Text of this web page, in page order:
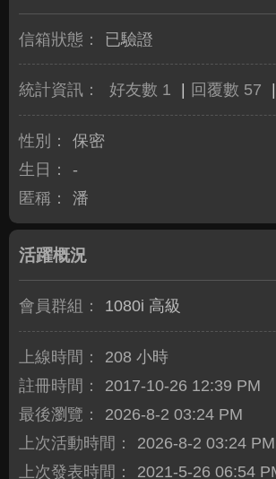
信箱狀態： 已驗證
統計資訊： 好友數 1 回覆數 57
性別：
保密
生日：
-
匿稱：
潘
活躍概況
會員群組： 1080i 高級
上線時間：
208 小時
註冊時間：
2017-10-26 12:39 PM
最後瀏覽：
2026-8-2 03:24 PM
上次活動時間：
2026-8-2 03:24 PM
上次發表時間：
2021-5-26 06:54